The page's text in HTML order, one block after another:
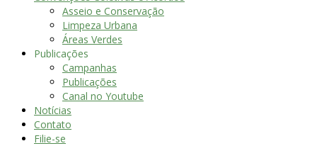
Asseio e Conservação
Limpeza Urbana
Áreas Verdes
Publicações
Campanhas
Publicações
Canal no Youtube
Notícias
Contato
Filie-se